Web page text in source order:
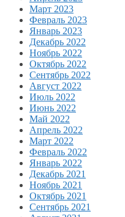
Март 2023
Февраль 2023
Январь 2023
Декабрь 2022
Ноябрь 2022
Октябрь 2022
Сентябрь 2022
Август 2022
Июль 2022
Июнь 2022
Май 2022
Апрель 2022
Март 2022
Февраль 2022
Январь 2022
Декабрь 2021
Ноябрь 2021
Октябрь 2021
Сентябрь 2021